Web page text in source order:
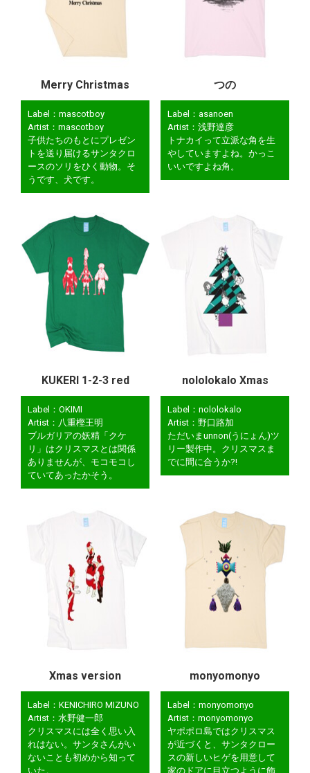
Merry Christmas
Label：mascotboy
Artist：mascotboy
子供たちのもとにプレゼン
トを送り届けるサンタクロ
ースのソリをひく動物。そ
うです、犬です。
つの
Label：asanoen
Artist：浅野達彦
トナカイって立派な角を生
やしていますよね。かっこ
いいですよね角。
KUKERI 1-2-3 red
Label：OKIMI
Artist：八重樫王明
ブルガリアの妖精「クケ
リ」はクリスマスとは関係
ありませんが、モコモコし
ていてあったかそう。
nololokalo Xmas
Label：nololokalo
Artist：野口路加
ただいまunnon(うにょん)ツ
リー製作中。クリスマスま
でに間に合うか?!
Xmas version
Label：KENICHIRO MIZUNO
Artist：水野健一郎
クリスマスには全く思い入
れはない。サンタさんがい
ないことも初めから知って
いた。
monyomonyo
Label：monyomonyo
Artist：monyomonyo
ヤポポロ島ではクリスマス
が近づくと、サンタクロー
スの新しいヒゲを用意して
家のドアに目立つように飾